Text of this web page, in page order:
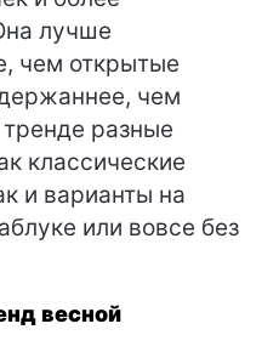
лучше
чем открытые
чем
разные
классические
и варианты на
или вовсе без
весной